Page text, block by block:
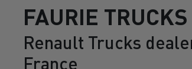
FAURIE
Renault Trucks
France